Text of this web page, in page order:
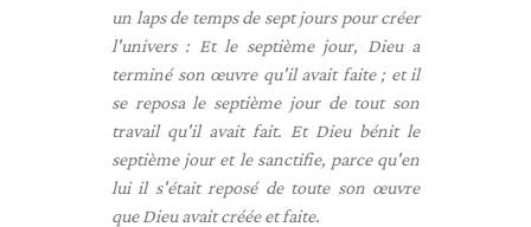
un laps de temps de sept jours pour créer
l'univers : Et le septième jour, Dieu a
terminé son œuvre qu'il avait faite ; et il
se reposa le septième jour de tout son
travail qu'il avait fait. Et Dieu bénit le
septième jour et le sanctifie, parce qu'en
lui il s'était reposé de toute son œuvre
que Dieu avait créée et faite.